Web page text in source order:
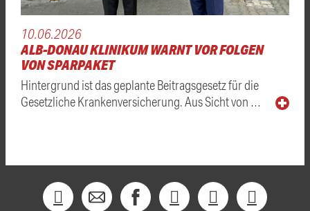
10.06.2026
ALB-DONAU KLINIKUM WARNT VOR FOLGEN
VON SPARPAKET
Hintergrund ist das geplante Beitragsgesetz für die
Gesetzliche Krankenversicherung. Aus Sicht von …